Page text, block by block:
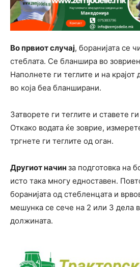
Во првиот случај, боранијата се
стеблата. Се бланшира во
Наполнете ги теглите и на
во која беа бланширани.
Затворете ги теглите и ставете
Откако водата ќе зоврие,
тргнете ги теглите од оган.
Другиот начин за подготовка на
исто така многу едноставен.
боранијата од стебленцата и
мешунка се сече на 2 или 3 дела
должината.